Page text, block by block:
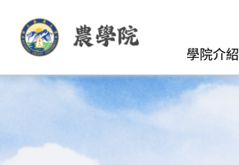
學院介紹